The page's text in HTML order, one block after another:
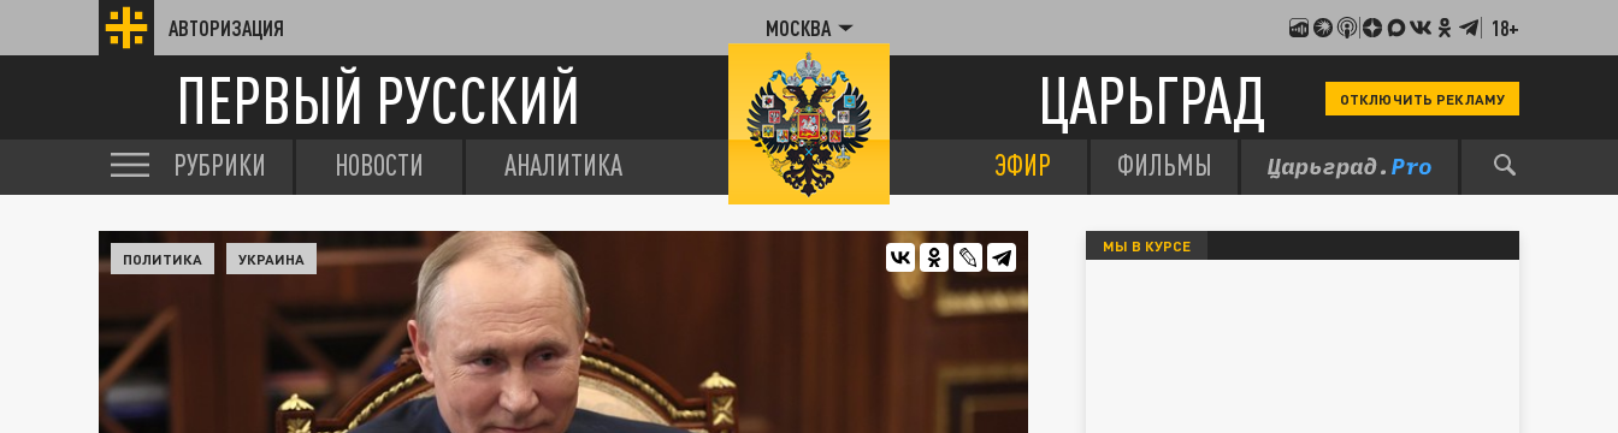
АВТОРИЗАЦИЯ МОСКВА 18+
ПЕРВЫЙ РУССКИЙ ЦАРЬГРАД ОТКЛЮЧИТЬ РЕКЛАМУ
РУБРИКИ НОВОСТИ АНАЛИТИКА ЭФИР ФИЛЬМЫ
ПОЛИТИКА УКРАИНА
МЫ В КУРСЕ